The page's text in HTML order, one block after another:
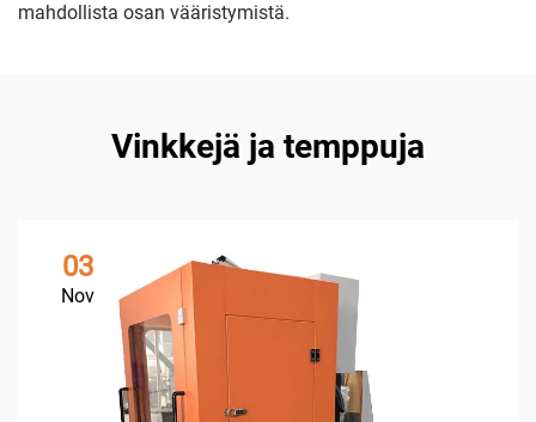
mahdollista osan vääristymistä.
Vinkkejä ja temppuja
03
Nov